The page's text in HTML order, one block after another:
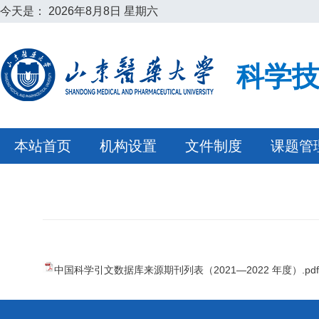
今天是： 2026年8月8日 星期六
科学
本站首页 机构设置 文件制度 课题管
中国科学引文数据库来源期刊列表（2021—2022 年度）.pdf